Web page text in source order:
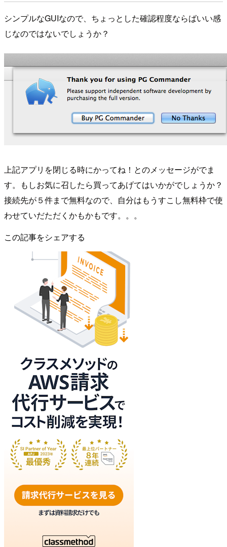
シンプルなGUIなので、ちょっとした確認程度ならばいい感
じなのではないでしょうか？
上記アプリを閉じる時にかってね！とのメッセージがでま
す。もしお気に召したら買ってあげてはいかがでしょうか？
接続先が５件まで無料なので、自分はもうすこし無料枠で使
わせていだただくかもかもです。。。
この記事をシェアする